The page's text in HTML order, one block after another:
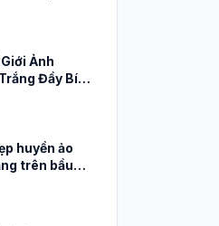
Ảnh
Đầy Bí
huyền ảo
trên bầu